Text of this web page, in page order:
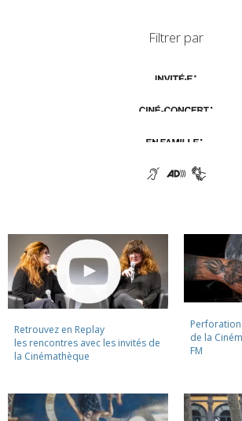
Filtrer par
Retrouvez en Replay
les rencontres avec les invités de
la Cinémathèque
de la
FM